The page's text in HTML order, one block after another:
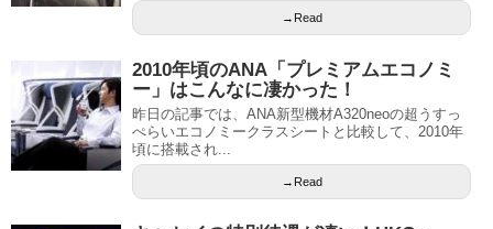
→Read
2010年頃のANA「プレミアムエコノミ
ー」はこんなに凄かった！
昨日の記事では、ANA新型機材A320neoの超うすっ
ぺらいエコノミークラスシートと比較して、2010年
頃に搭載され...
→Read